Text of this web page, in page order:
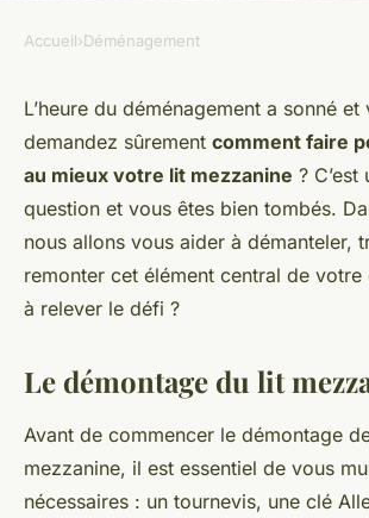
DÉMÉNAGEMENT
Comment préparer
mezzanine pour un
déménagement ?
admin•12 février 2024•6 min de lecture
Accueil›Déménagement
L’heure du déménagement a sonné
demandez sûrement comment faire
au mieux votre lit mezzanine ?
question et vous êtes bien tombés.
nous allons vous aider à démanteler,
remonter cet élément central de votre
à relever le défi ?
Le démontage du lit
Avant de commencer le démontage
mezzanine, il est essentiel de vous
nécessaires : un tournevis, une clé